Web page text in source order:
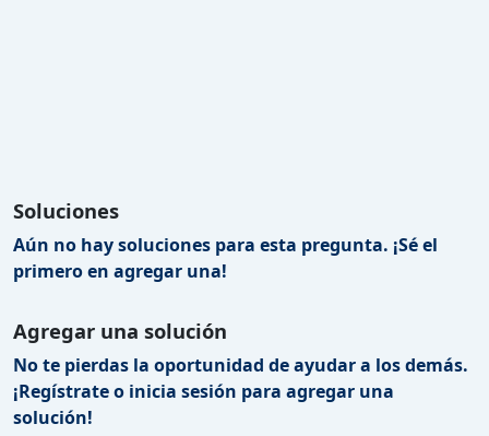
Soluciones
Aún no hay soluciones para esta pregunta. ¡Sé el
primero en agregar una!
Agregar una solución
No te pierdas la oportunidad de ayudar a los demás.
¡Regístrate o inicia sesión para agregar una
solución!